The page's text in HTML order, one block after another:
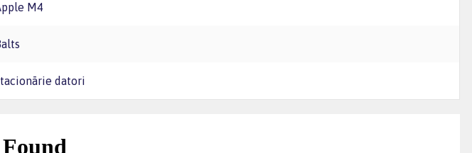
Apple M4
Balts
Stacionārie datori